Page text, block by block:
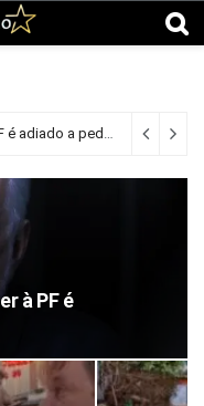
Depoimento de Jaques Wagner à PF é adiado a pedido da defesa
à PF é